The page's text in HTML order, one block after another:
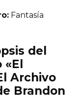
Fantasía
del
«El
Archivo
Brandon